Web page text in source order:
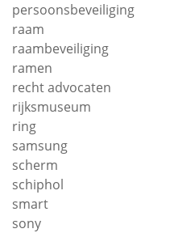
persoonsbeveiliging
raam
raambeveiliging
ramen
recht advocaten
rijksmuseum
ring
samsung
scherm
schiphol
smart
sony